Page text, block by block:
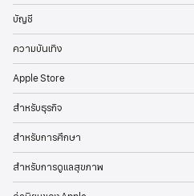
บัญชี
ความบันเทิง
Apple Store
สำหรับธุรกิจ
สำหรับการศึกษา
สำหรับการดูแลสุขภาพ